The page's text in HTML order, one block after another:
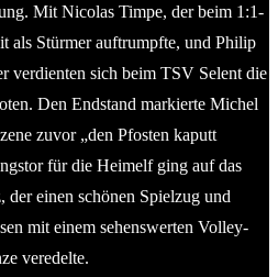
Mit Nicolas Timpe, der beim 1:1-
als Stürmer auftrumpfte, und Philip
verdienten sich beim TSV Selent die
Den Endstand markierte Michel
zuvor „den Pfosten kaputt
für die Heimelf ging auf das
einen schönen Spielzug und
mit einem sehenswerten Volley-
veredelte.